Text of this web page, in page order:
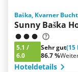
Baška, Kvarner
Sunny Baška
5.1 /
6.0
Sehr gut(15
86.7 %
Hoteldetails